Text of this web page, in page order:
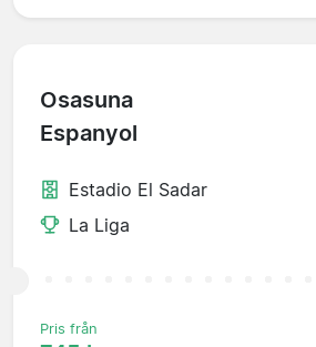
Osasuna
Espanyol
Estadio El Sadar
La Liga
Pris från